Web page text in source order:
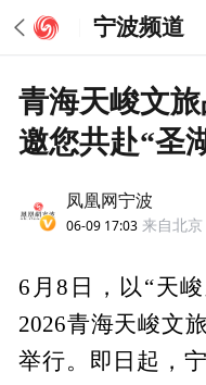
宁波频道
青海天峻文
邀您共赴“圣
凤凰网宁波
06-09 17:03 来自北京
6月8日，以“天
2026青海天峻文
举行。即日起，